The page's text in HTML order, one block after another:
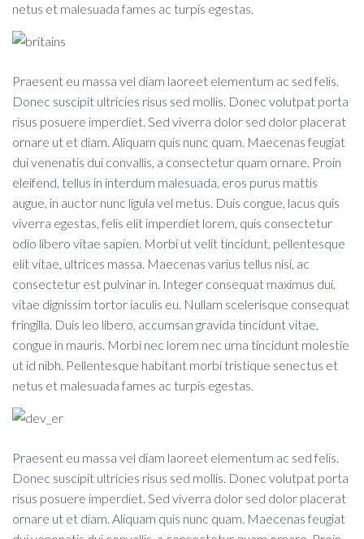
netus et malesuada fames ac turpis egestas.
Praesent eu massa vel diam laoreet elementum ac sed felis.
Donec suscipit ultricies risus sed mollis. Donec volutpat porta
risus posuere imperdiet. Sed viverra dolor sed dolor placerat
ornare ut et diam. Aliquam quis nunc quam. Maecenas feugiat
dui venenatis dui convallis, a consectetur quam ornare. Proin
eleifend, tellus in interdum malesuada, eros purus mattis
augue, in auctor nunc ligula vel metus. Duis congue, lacus quis
viverra egestas, felis elit imperdiet lorem, quis consectetur
odio libero vitae sapien. Morbi ut velit tincidunt, pellentesque
elit vitae, ultrices massa. Maecenas varius tellus nisi, ac
consectetur est pulvinar in. Integer consequat maximus dui,
vitae dignissim tortor iaculis eu. Nullam scelerisque consequat
fringilla. Duis leo libero, accumsan gravida tincidunt vitae,
congue in mauris. Morbi nec lorem nec urna tincidunt molestie
ut id nibh. Pellentesque habitant morbi tristique senectus et
netus et malesuada fames ac turpis egestas.
Praesent eu massa vel diam laoreet elementum ac sed felis.
Donec suscipit ultricies risus sed mollis. Donec volutpat porta
risus posuere imperdiet. Sed viverra dolor sed dolor placerat
ornare ut et diam. Aliquam quis nunc quam. Maecenas feugiat